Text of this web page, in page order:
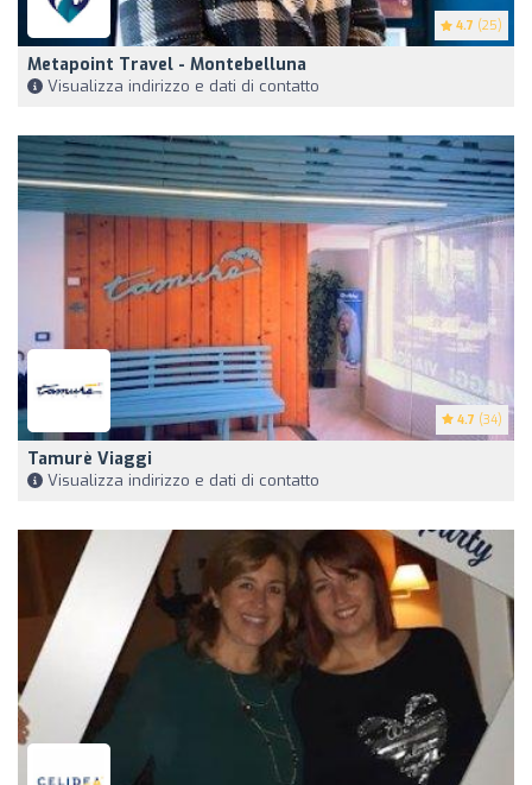
4.7 (25)
Metapoint Travel - Montebelluna
Visualizza indirizzo e dati di contatto
4.7 (34)
Tamurè Viaggi
Visualizza indirizzo e dati di contatto